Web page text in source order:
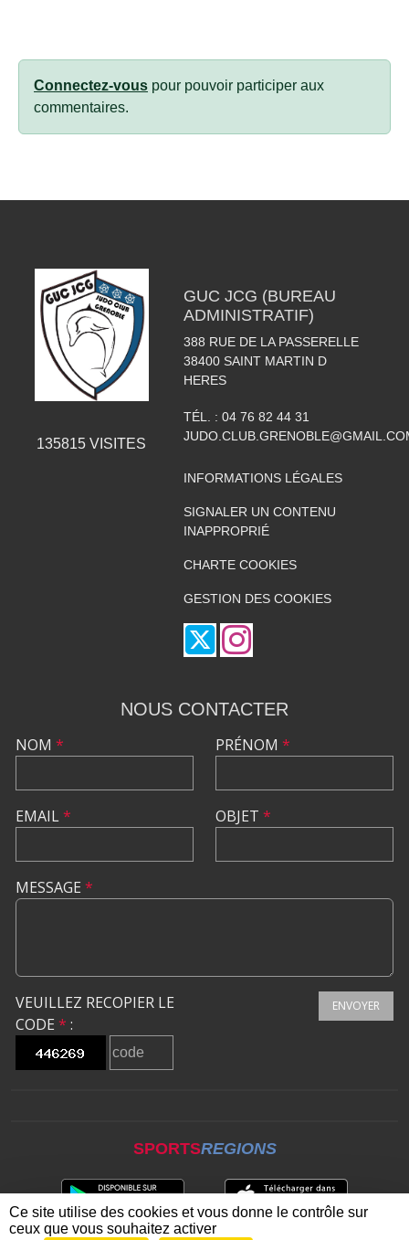
Connectez-vous pour pouvoir participer aux
commentaires.
135815 VISITES
GUC JCG (BUREAU
ADMINISTRATIF)
388 RUE DE LA PASSERELLE
38400 SAINT MARTIN D
HERES
TÉL. : 04 76 82 44 31
INFORMATIONS LÉGALES
SIGNALER UN CONTENU
INAPPROPRIÉ
CHARTE COOKIES
GESTION DES COOKIES
NOUS CONTACTER
NOM *
EMAIL*
PRÉNOM *
OBJET *
MESSAGE *
VEUILLEZ RECOPIER LE
CODE * :
ENVOYER
SPORTSREGIONS
Ce site utilise des cookies et vous donne le contrôle sur
ceux que vous souhaitez activer